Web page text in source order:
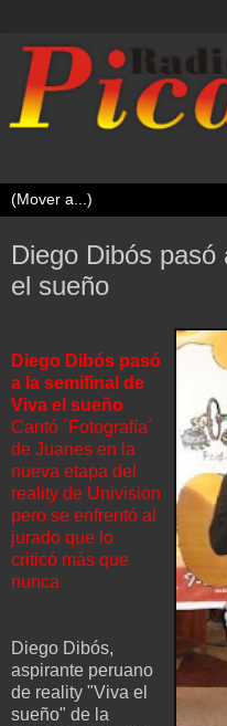
Diego Dibós
el sueño
Diego Dibós pasó
a la semifinal de
Viva el sueño
Cantó ´Fotografía´
de Juanes en la
nueva etapa del
reality de Univision
pero se enfrentó al
jurado que lo
criticó más que
nunca
Diego Dibós,
aspirante peruano
de reality "Viva el
sueño" de la